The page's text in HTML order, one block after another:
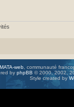
MATA-web , communauté
by phpBB © 2000, 2002,
Style created by